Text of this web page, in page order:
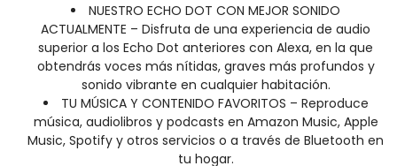
NUESTRO ECHO DOT CON MEJOR SONIDO
ACTUALMENTE – Disfruta de una experiencia de audio
superior a los Echo Dot anteriores con Alexa, en la que
obtendrás voces más nítidas, graves más profundos y
sonido vibrante en cualquier habitación.
TU MÚSICA Y CONTENIDO FAVORITOS – Reproduce
música, audiolibros y podcasts en Amazon Music, Apple
Music, Spotify y otros servicios o a través de Bluetooth en
tu hogar.